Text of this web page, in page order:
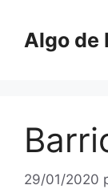
contenido
Algo de
29/01/2020